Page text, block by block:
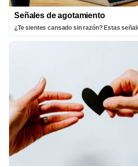
Señales de agotamiento
¿Te sientes cansado sin razón? Estas